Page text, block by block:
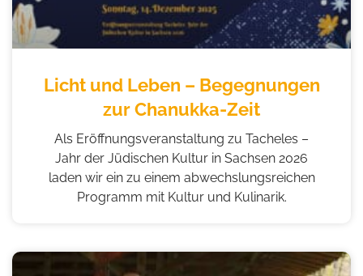
Licht und Leben – Begegnungen
zur Chanukka-Zeit
Als Eröffnungsveranstaltung zu Tacheles –
Jahr der Jüdischen Kultur in Sachsen 2026
laden wir ein zu einem abwechslungsreichen
Programm mit Kultur und Kulinarik.